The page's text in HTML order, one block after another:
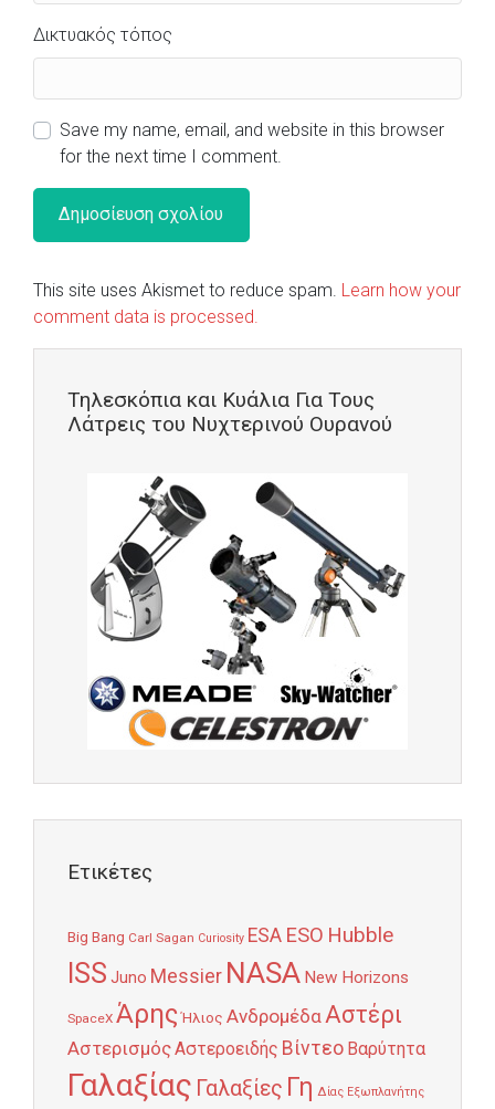
Δικτυακός τόπος
Save my name, email, and website in this browser
for the next time I comment.
This site uses Akismet to reduce spam. Learn how your
comment data is processed.
Τηλεσκόπια και Κυάλια Για Τους
Λάτρεις του Νυχτερινού Ουρανού
Ετικέτες
Big Bang Carl Sagan Curiosity ESA ESO Hubble
ISS Juno Messier NASA New Horizons
SpaceX Άρης Ήλιος ΑνδρομέδαΑστέρι
ΑστερισμόςΑστεροειδής Βίντεο Βαρύτητα
Γαλαξίας Γαλαξίες Γη Δίας Εξωπλανήτης